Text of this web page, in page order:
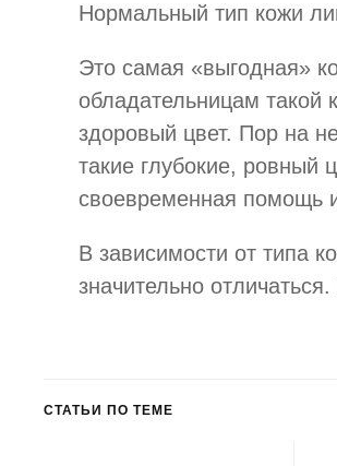
Нормальный тип кожи
Это самая «выгодная»
обладательницам такой
здоровый цвет. Пор на
такие глубокие, ровный
своевременная помощь
В зависимости от типа
значительно
СТАТЬИ ПО ТЕМЕ